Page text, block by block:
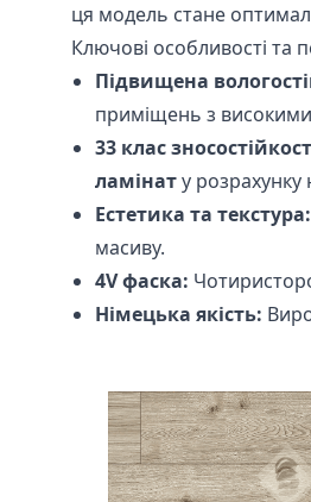
ця модель стане
Ключові особливості та
Підвищена
приміщень з високими
33 клас
ламінату розрахунку
Естетика та текстура:
масиву.
4V фаска:
Німецька якість: